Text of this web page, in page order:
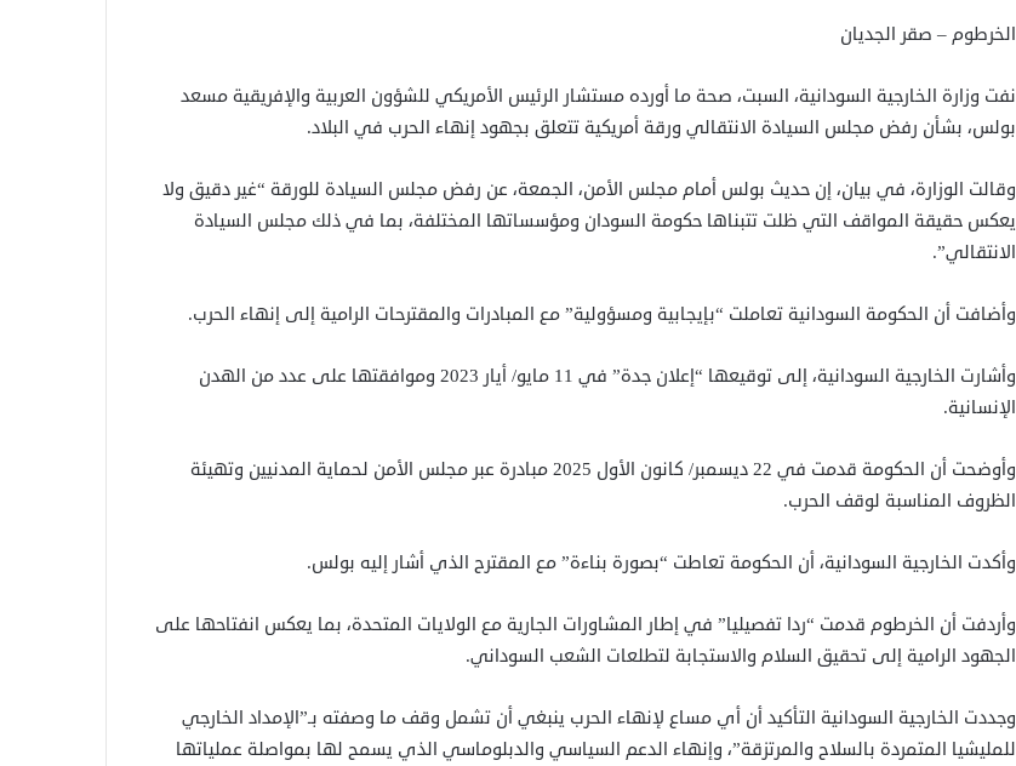
الخرطوم – صقر الجديان
نفت وزارة الخارجية السودانية، السبت، صحة ما أورده مستشار الرئيس الأمريكي للشؤون العربية والإفريقية مسعد
بولس، بشأن رفض مجلس السيادة الانتقالي ورقة أمريكية تتعلق بجهود إنهاء الحرب في البلاد.
وقالت الوزارة، في بيان، إن حديث بولس أمام مجلس الأمن، الجمعة، عن رفض مجلس السيادة للورقة “غير دقيق ولا
يعكس حقيقة المواقف التي ظلت تتبناها حكومة السودان ومؤسساتها المختلفة، بما في ذلك مجلس السيادة
الانتقالي”.
وأضافت أن الحكومة السودانية تعاملت “بإيجابية ومسؤولية” مع المبادرات والمقترحات الرامية إلى إنهاء الحرب.
وأشارت الخارجية السودانية، إلى توقيعها “إعلان جدة” في 11 مايو/ أيار 2023 وموافقتها على عدد من الهدن
الإنسانية.
وأوضحت أن الحكومة قدمت في 22 ديسمبر/ كانون الأول 2025 مبادرة عبر مجلس الأمن لحماية المدنيين وتهيئة
الظروف المناسبة لوقف الحرب.
وأكدت الخارجية السودانية، أن الحكومة تعاطت “بصورة بناءة” مع المقترح الذي أشار إليه بولس.
وأردفت أن الخرطوم قدمت “ردا تفصيليا” في إطار المشاورات الجارية مع الولايات المتحدة، بما يعكس انفتاحها على
الجهود الرامية إلى تحقيق السلام والاستجابة لتطلعات الشعب السوداني.
وجددت الخارجية السودانية التأكيد أن أي مساع لإنهاء الحرب ينبغي أن تشمل وقف ما وصفته بـ”الإمداد الخارجي
للمليشيا المتمردة بالسلاح والمرتزقة”، وإنهاء الدعم السياسي والدبلوماسي الذي يسمح لها بمواصلة عملياتها